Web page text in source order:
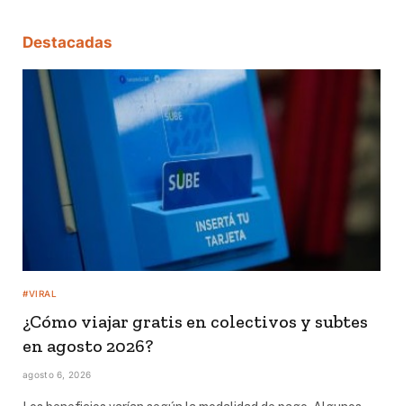
Destacadas
#VIRAL
¿Cómo viajar gratis en colectivos y subtes
en agosto 2026?
agosto 6, 2026